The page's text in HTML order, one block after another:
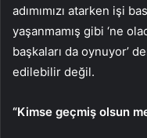
adımımızı atarken işi
yaşanmamış gibi ‘ne
başkaları da oynuyor’
edilebilir değil.
“Kimse geçmiş olsun